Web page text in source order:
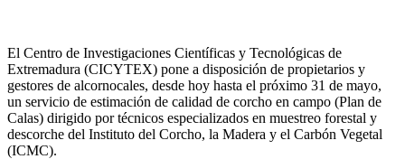
El Centro de Investigaciones Científicas y Tecnológicas de
Extremadura (CICYTEX) pone a disposición de propietarios y
gestores de alcornocales, desde hoy hasta el próximo 31 de mayo,
un servicio de estimación de calidad de corcho en campo (Plan de
Calas) dirigido por técnicos especializados en muestreo forestal y
descorche del Instituto del Corcho, la Madera y el Carbón Vegetal
(ICMC).